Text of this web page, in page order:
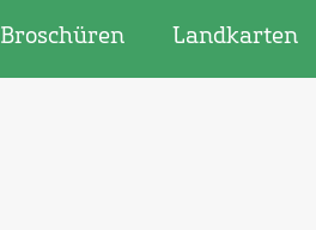
Broschüren Landkarten